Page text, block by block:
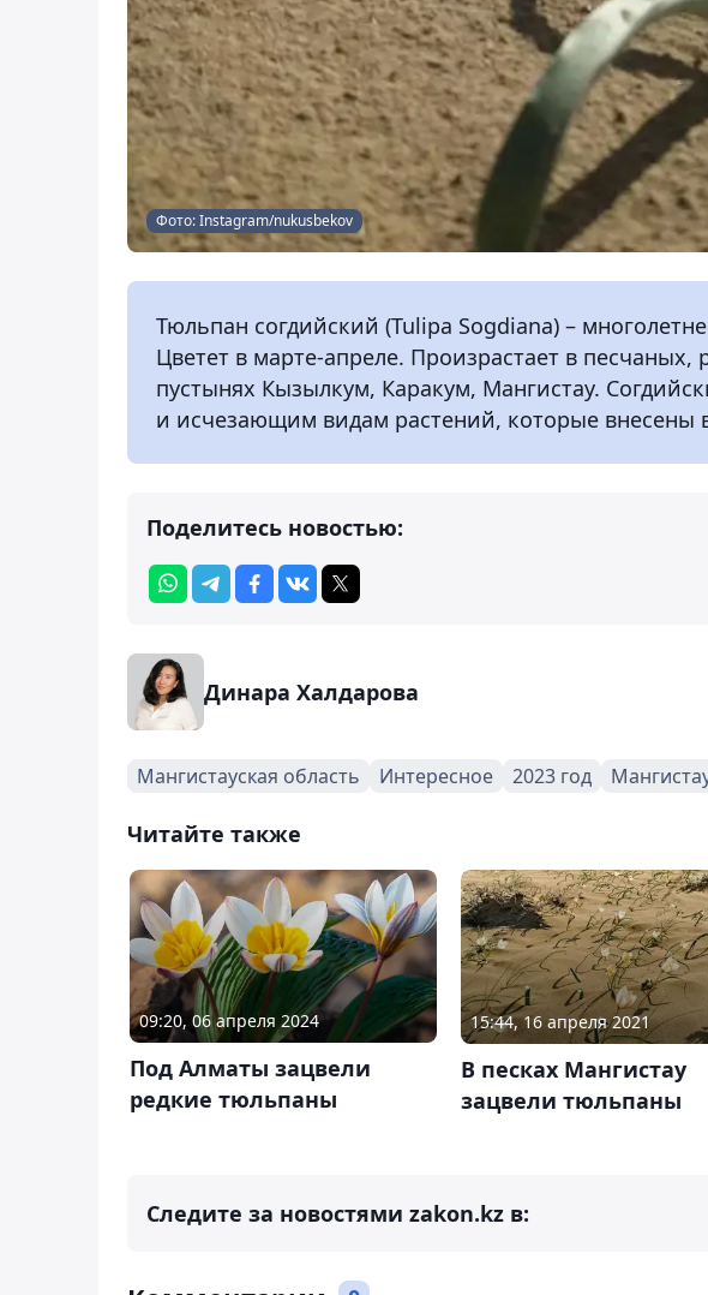
Фото: Instagram/nukusbekov
Тюльпан согдийский (Tulipa Sogdiana) –
Цветет в марте-апреле. Произрастает в
пустынях Кызылкум, Каракум, Мангистау.
и исчезающим видам растений, которые внесены
Поделитесь новостью:
Динара Халдарова
Мангистауская область Интересное 2023 год
Читайте также
09:20, 06 апреля 2024
Под Алматы зацвели
редкие тюльпаны
15:44, 16 апреля 2021
В песках Мангистау
зацвели тюльпаны
Следите за новостями zakon.kz в: